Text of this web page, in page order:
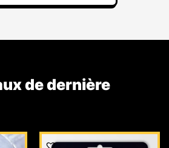
de dernière